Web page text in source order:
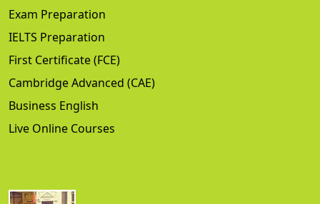
Exam Preparation
IELTS Preparation
First Certificate (FCE)
Cambridge Advanced (CAE)
Business English
Live Online Courses